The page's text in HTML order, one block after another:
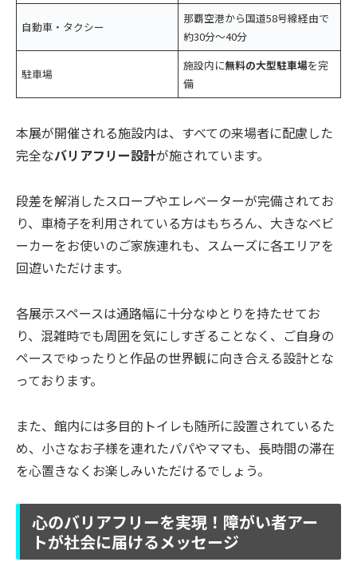
自動車・タクシー
那覇空港から国道58号線経由で
約30分〜40分
駐車場
施設内に無料の大型駐車場を完
備
本展が開催される施設内は、すべての来場者に配慮した
完全なバリアフリー設計が施されています。
段差を解消したスロープやエレベーターが完備されてお
り、車椅子を利用されている方はもちろん、大きなベビ
ーカーをお使いのご家族連れも、スムーズに各エリアを
回遊いただけます。
各展示スペースは通路幅に十分なゆとりを持たせてお
り、混雑時でも周囲を気にしすぎることなく、ご自身の
ペースでゆったりと作品の世界観に向き合える設計とな
っております。
また、館内には多目的トイレも随所に設置されているた
め、小さなお子様を連れたパパやママも、長時間の滞在
を心置きなくお楽しみいただけるでしょう。
心のバリアフリーを実現！障がい者アー
トが社会に届けるメッセージ